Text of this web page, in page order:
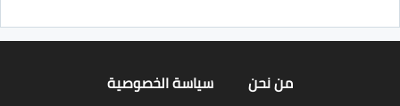
من نحن سياسة الخصوصية